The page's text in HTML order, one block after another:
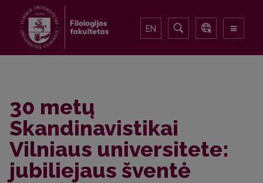
EN
30 metų
Skandinavistikai
Vilniaus universitete:
jubiliejaus šventė